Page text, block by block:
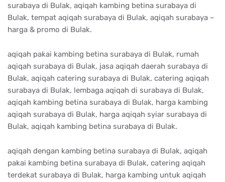
surabaya di Bulak, aqiqah kambing betina surabaya di
Bulak, tempat aqiqah surabaya di Bulak, aqiqah surabaya –
harga & promo di Bulak.
aqiqah pakai kambing betina surabaya di Bulak, rumah
aqiqah surabaya di Bulak, jasa aqiqah daerah surabaya di
Bulak, aqiqah catering surabaya di Bulak, catering aqiqah
surabaya di Bulak, lembaga aqiqah di surabaya di Bulak,
aqiqah kambing betina surabaya di Bulak, harga kambing
aqiqah surabaya di Bulak, harga aqiqah syiar surabaya di
Bulak, aqiqah kambing betina surabaya di Bulak.
aqiqah dengan kambing betina surabaya di Bulak, aqiqah
pakai kambing betina surabaya di Bulak, catering aqiqah
terdekat surabaya di Bulak, harga kambing untuk aqiqah